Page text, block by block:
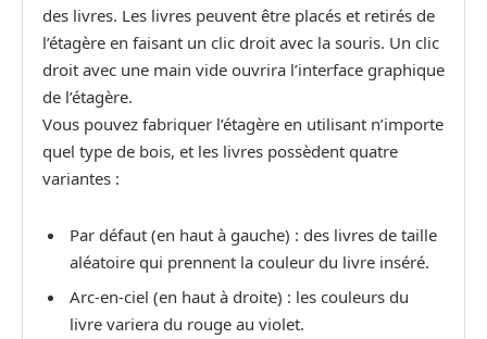
des livres. Les livres peuvent être placés et retirés de
l’étagère en faisant un clic droit avec la souris. Un clic
droit avec une main vide ouvrira l’interface graphique
de l’étagère.
Vous pouvez fabriquer l’étagère en utilisant n’importe
quel type de bois, et les livres possèdent quatre
variantes :
Par défaut (en haut à gauche) : des livres de taille
aléatoire qui prennent la couleur du livre inséré.
Arc-en-ciel (en haut à droite) : les couleurs du
livre variera du rouge au violet.